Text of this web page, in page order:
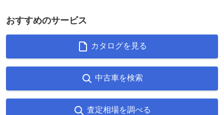
おすすめのサービス
カタログを見る
中古車を検索
査定相場を調べる